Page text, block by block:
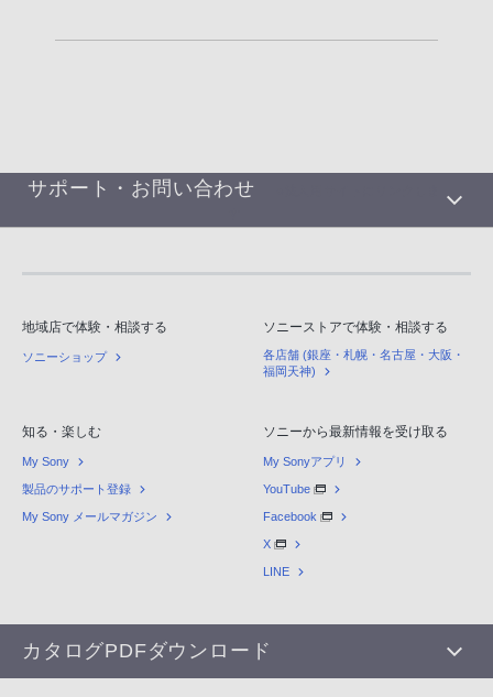
サポート・お問い合わせ
地域店で体験・相談する
ソニーショップ
ソニーストアで体験・相談する
各店舗 (銀座・札幌・名古屋・大阪・
福岡天神)
知る・楽しむ
My Sony
製品のサポート登録
My Sony メールマガジン
ソニーから最新情報を受け取る
My Sonyアプリ
YouTube
Facebook
X
LINE
カタログPDFダウンロード